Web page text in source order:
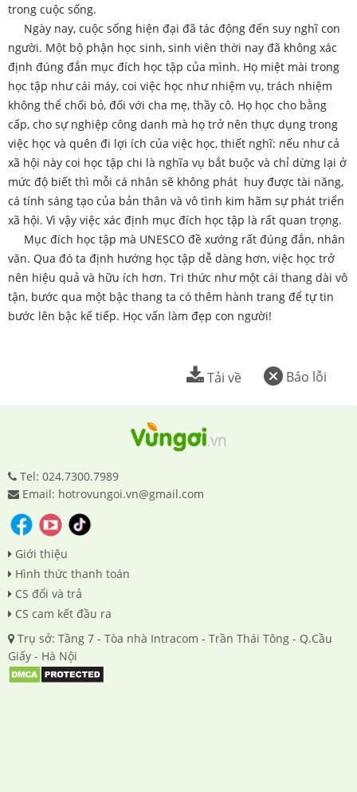
trong cuộc sống.
Ngày nay, cuộc sống hiện đại đã tác động đến suy nghĩ con
người. Một bộ phận học sinh, sinh viên thời nay đã không xác
định đúng đắn mục đích học tập của mình. Họ miệt mài trong
học tập như cái máy, coi việc học như nhiệm vụ, trách nhiệm
không thể chối bỏ, đối với cha mẹ, thầy cô. Họ học cho bằng
cấp, cho sự nghiệp công danh mà họ trở nên thực dụng trong
việc học và quên đi lợi ích của việc học, thiết nghĩ: nếu như cả
xã hội này coi học tập chi là nghĩa vụ bắt buộc và chỉ dừng lại ở
mức độ biết thì mỗi cá nhân sẽ không phát huy được tài năng,
cá tính sáng tạo của bản thân và vô tình kim hãm sự phát triển
xã hội. Vì vậy việc xác định mục đích học tập là rất quan trọng.
Mục đích học tập mà UNESCO đề xướng rất đúng đắn, nhân
văn. Qua đó ta định hướng học tập dễ dàng hơn, việc học trở
nên hiệu quả và hữu ích hơn. Tri thức như một cái thang dài vô
tận, bước qua một bậc thang ta có thêm hành trang để tự tin
bước lên bậc kế tiếp. Học vấn làm đẹp con người!
Báo lỗi
Tải về
Tel: 024.7300.7989
Email: hotrovungoi.vn@gmail.com
Giới thiệu
Hình thức thanh toán
CS đổi và trả
CS cam kết đầu ra
Trụ sở: Tầng 7 - Tòa nhà Intracom - Trần Thái Tông - Q.Cầu
Giấy - Hà Nội